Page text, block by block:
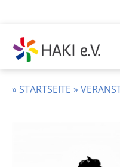
Inhalt
springen
HAKI
e.v.
»STARTSEITE »